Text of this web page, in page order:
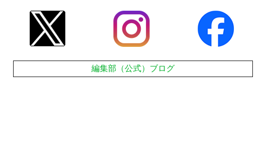
編集部（公式）ブログ